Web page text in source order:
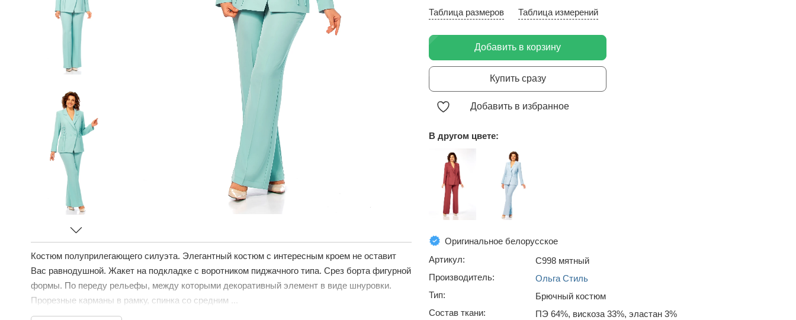
Костюм полуприлегающего силуэта. Элегантный костюм с интересным кроем не оставит
Вас равнодушной. Жакет на подкладке с воротником пиджачного типа. Срез борта фигурной
формы. По переду рельефы, между которыми декоративный элемент в виде шнуровки.
Прорезные карманы в рамку, спинка со средним ...
Таблица размеров Таблица измерений
Добавить в корзину
Купить сразу
Добавить в избранное
В другом цвете:
Оригинальное белорусское
Артикул:
С998 мятный
Производитель:
Ольга Стиль
Тип:
Брючный костюм
Состав ткани:
ПЭ 64%, вискоза 33%, эластан 3%